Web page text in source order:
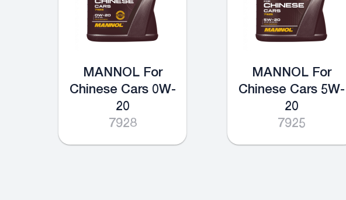
MANNOL For
Chinese Cars 0W-
20
7928
MANNOL For
Chinese Cars 5W-
20
7925